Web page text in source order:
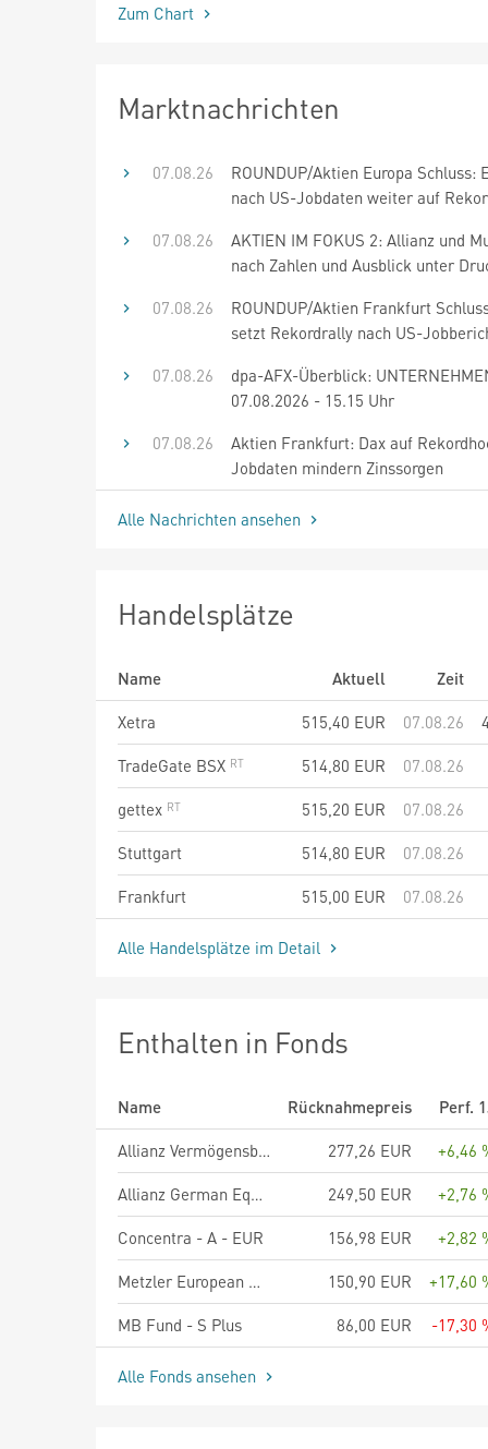
Zum Chart
Marktnachrichten
07.08.26
ROUNDUP/Aktien Europa Schluss:
nach US-Jobdaten weiter auf
07.08.26
AKTIEN IM FOKUS 2: Allianz und
nach Zahlen und Ausblick unter
07.08.26
ROUNDUP/Aktien Frankfurt
setzt Rekordrally nach US-
07.08.26
dpa-AFX-Überblick:
07.08.2026 - 15.15 Uhr
07.08.26
Aktien Frankfurt: Dax auf
Jobdaten mindern Zinssorgen
Alle Nachrichten ansehen
Handelsplätze
Name Aktuell
Zeit
Xetra
515,40 EUR 07.08.26
TradeGate BSX
514,80 EUR
07.08.26
gettex
515,20 EUR
07.08.26
Stuttgart
514,80 EUR
07.08.26
Frankfurt
515,00 EUR 07.08.26
Alle Handelsplätze im Detail
Enthalten in Fonds
Name Rücknahmepreis
Perf.
Allianz Vermögensbildung Deutschland - A - EUR
277,26 EUR
+6,46
Allianz German Equity - AT - EUR
249,50 EUR
+2,76
Concentra - A - EUR
156,98 EUR
+2,82
Metzler European Dividend A
150,90 EUR
+17,60
MB Fund - S Plus
86,00 EUR -17,30
Alle Fonds ansehen